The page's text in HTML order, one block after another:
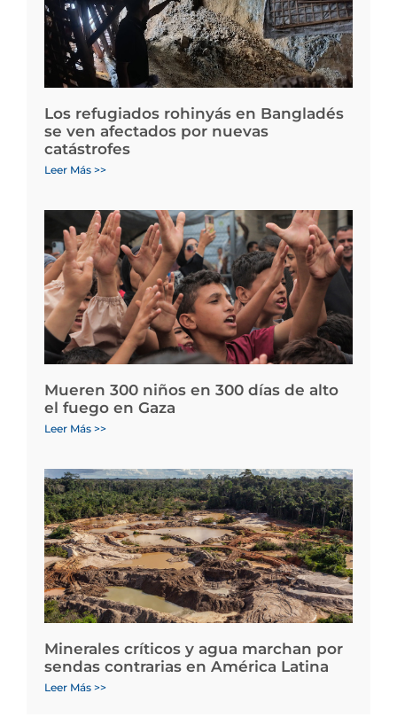
Los refugiados rohinyás en Bangladés
se ven afectados por nuevas
catástrofes
Leer Más >>
Mueren 300 niños en 300 días de alto
el fuego en Gaza
Leer Más >>
Minerales críticos y agua marchan por
sendas contrarias en América Latina
Leer Más >>